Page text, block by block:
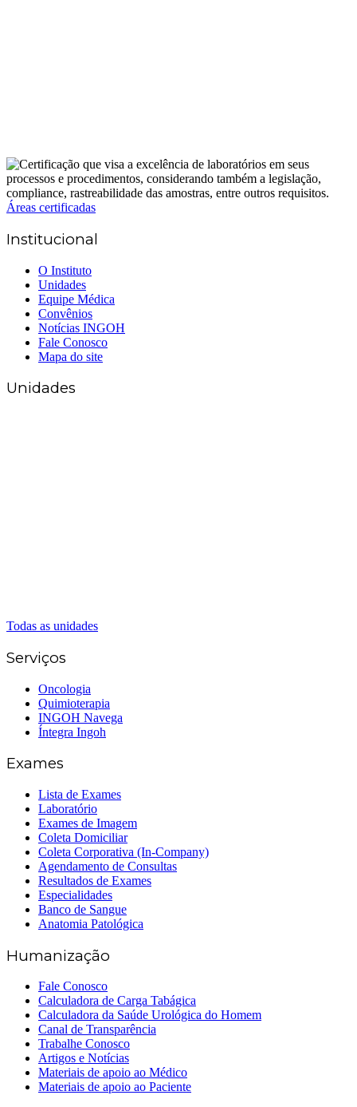
Áreas certificadas
Institucional
O Instituto
Unidades
Equipe Médica
Convênios
Notícias INGOH
Fale Conosco
Mapa do site
Unidades
Todas as unidades
Serviços
Oncologia
Quimioterapia
INGOH Navega
Íntegra Ingoh
Exames
Lista de Exames
Laboratório
Exames de Imagem
Coleta Domiciliar
Coleta Corporativa (In-Company)
Agendamento de Consultas
Resultados de Exames
Especialidades
Banco de Sangue
Anatomia Patológica
Humanização
Fale Conosco
Calculadora de Carga Tabágica
Calculadora da Saúde Urológica do Homem
Canal de Transparência
Trabalhe Conosco
Artigos e Notícias
Materiais de apoio ao Médico
Materiais de apoio ao Paciente